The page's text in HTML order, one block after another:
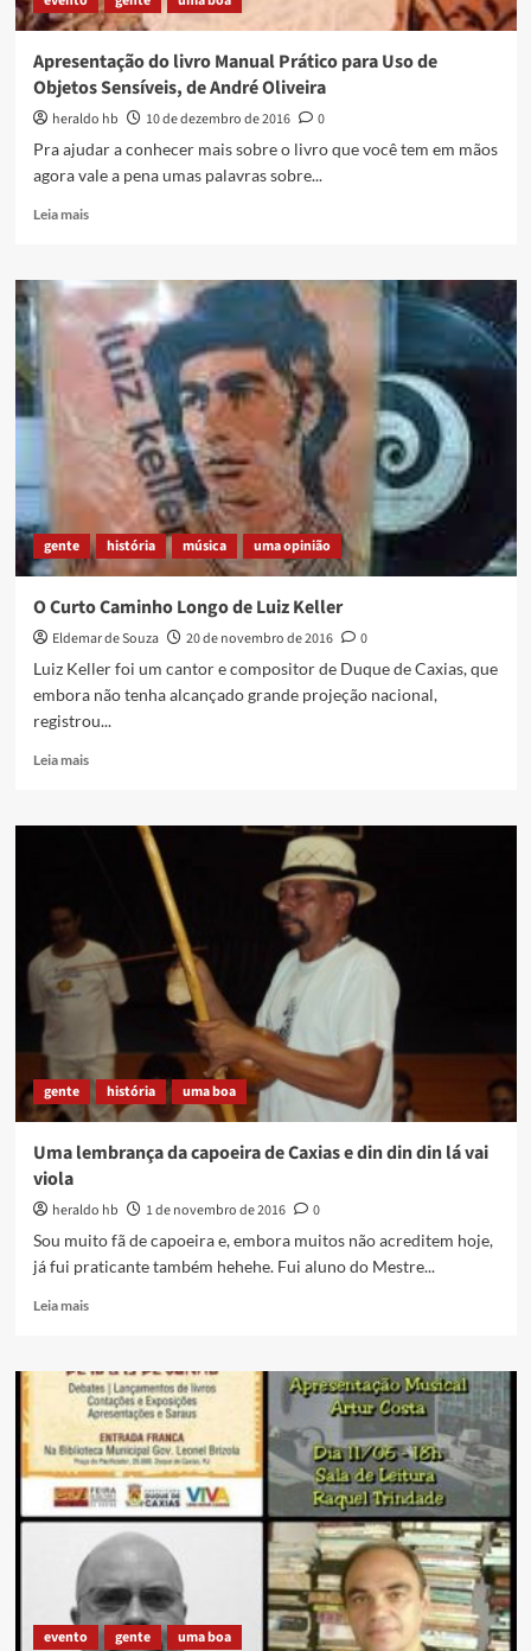
Apresentação do livro Manual Prático para Uso de
Objetos Sensíveis, de André Oliveira
heraldo hb 10 de dezembro de 2016
0
Pra ajudar a conhecer mais sobre o livro que você tem em mãos
agora vale a pena umas palavras sobre...
Leia maisRead
Apresentação
livro
Manual
Prático
para
Uso
Objetos
Sensíveis,
de
André
Oliveira
gente história música uma opinião
O Curto Caminho Longo de Luiz Keller
Eldemar de Souza 20 de novembro de 2016
0
Luiz Keller foi um cantor e compositor de Duque de Caxias, que
embora não tenha alcançado grande projeção nacional,
registrou...
Leia maisRead
O
Luiz
Keller
gente história uma boa
Uma lembrança da capoeira de Caxias e din din din lá vai
viola
heraldo hb 1 de novembro de 2016
0
Sou muito fã de capoeira e, embora muitos não acreditem hoje,
já fui praticante também hehehe. Fui aluno do Mestre...
Leia maisRead
Uma
lembrança
da
capoeira
de
Caxias
e
din
din
lá
vai
viola
evento gente uma boa